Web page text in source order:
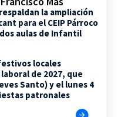
la ampliación
para el CEIP Párroco
aulas de Infantil
locales
de 2027, que
Santo) y el lunes 4
patronales